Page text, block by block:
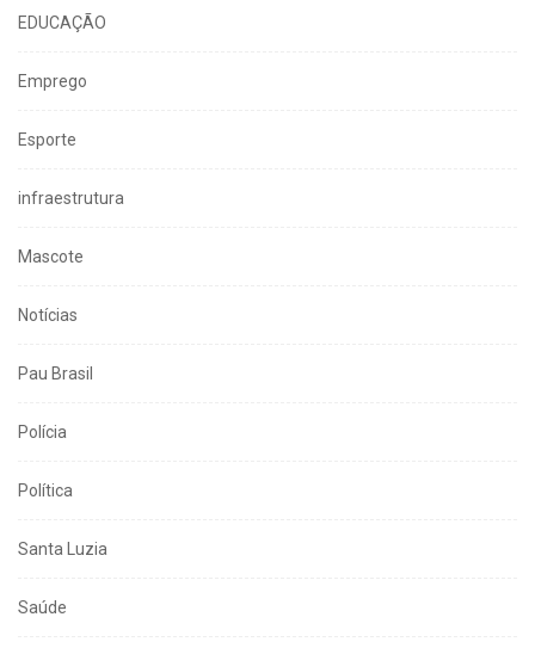
EDUCAÇÃO
Emprego
Esporte
infraestrutura
Mascote
Notícias
Pau Brasil
Polícia
Política
Santa Luzia
Saúde